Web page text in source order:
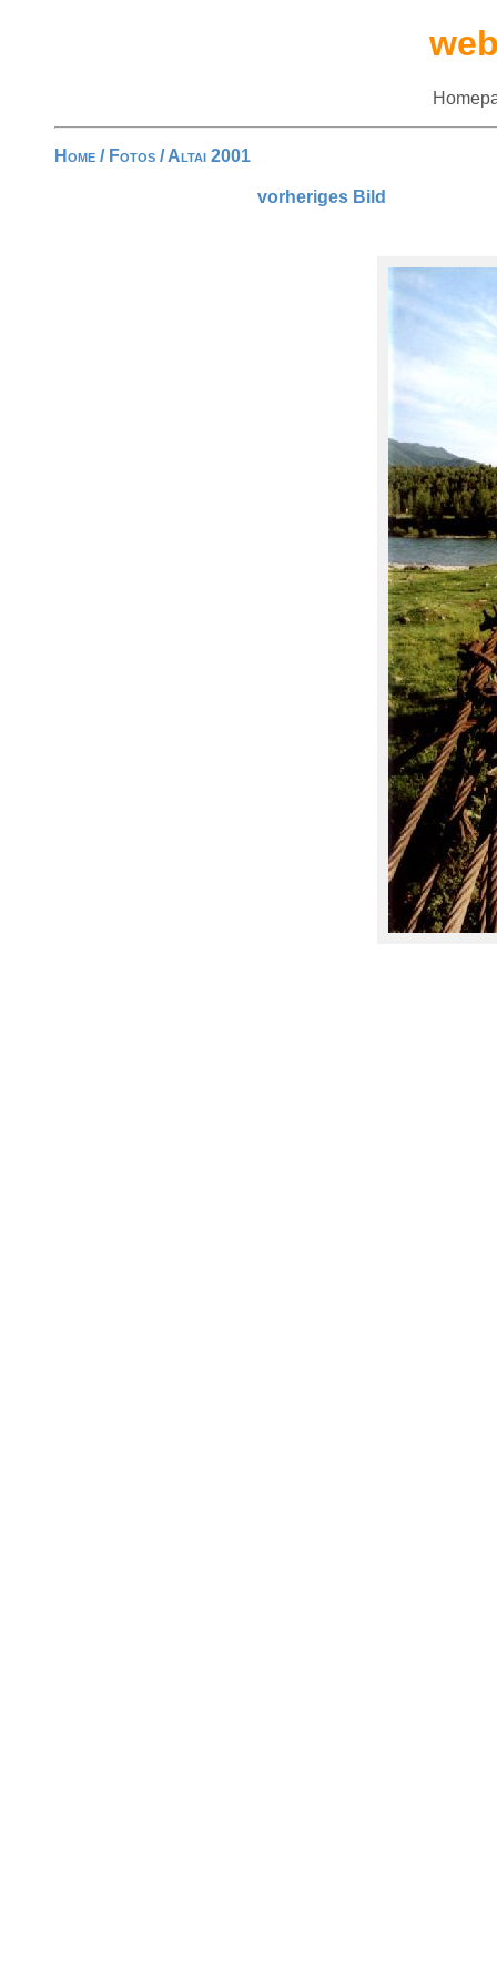
Home / Fotos /Altai 2001
vorheriges Bild